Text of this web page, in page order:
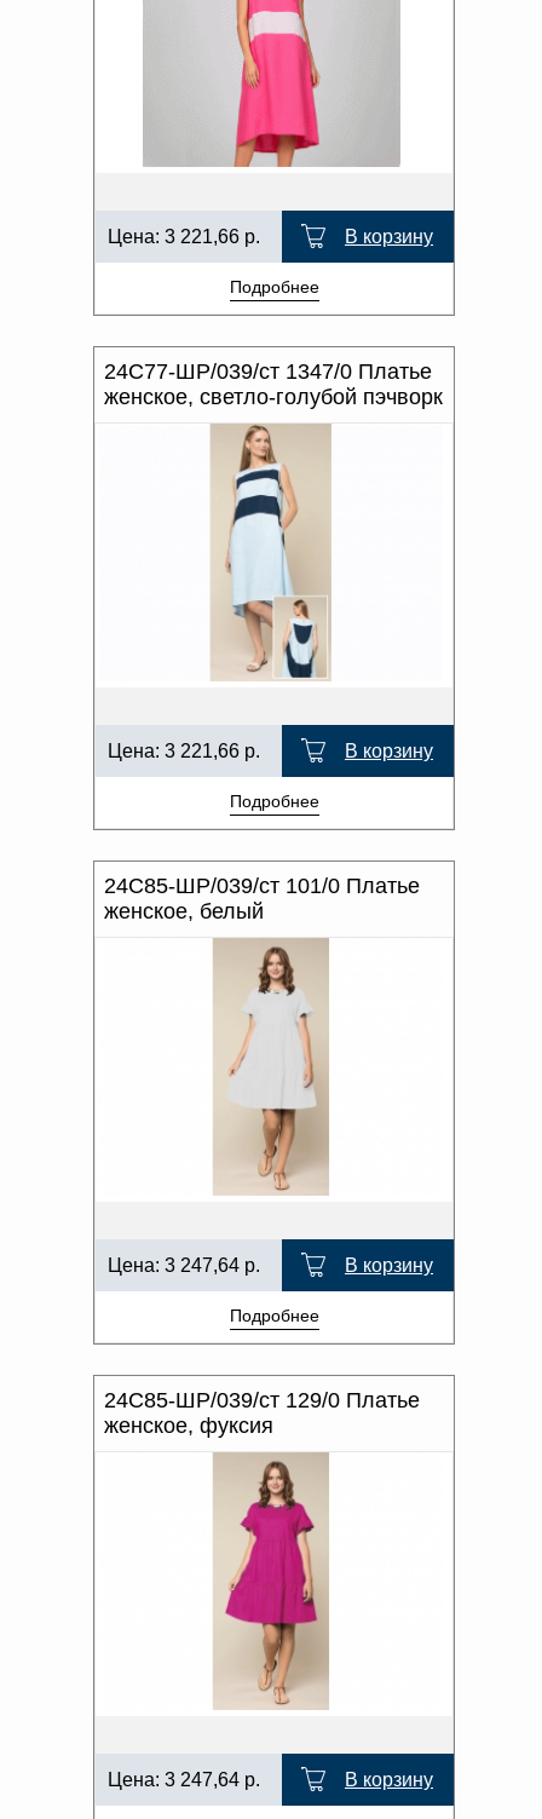
Цена: 3 221,66 р. В корзину
Подробнее
24С77-ШР/039/ст 1347/0 Платье
женское, светло-голубой пэчворк
Цена: 3 221,66 р. В корзину
Подробнее
24С85-ШР/039/ст 101/0 Платье
женское, белый
Цена: 3 247,64 р. В корзину
Подробнее
24С85-ШР/039/ст 129/0 Платье
женское, фуксия
Цена: 3 247,64 р. В корзину